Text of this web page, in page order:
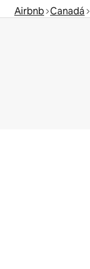
Airbnb Canadá